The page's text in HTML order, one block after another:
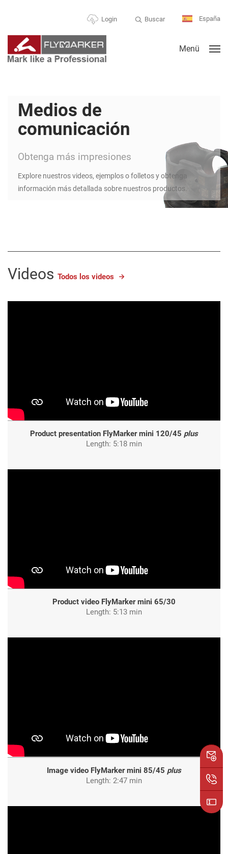
Login Buscar España
Menü
Medios de
comunicación
Obtenga más impresiones
Explore nuestros videos, ejemplos o folletos y obtenga
información más detallada sobre nuestros productos.
Videos Todos los videos
Product presentation FlyMarker mini 120/45 plus
Length: 5:18 min
Product video FlyMarker mini 65/30
Length: 5:13 min
Image video FlyMarker mini 85/45 plus
Length: 2:47 min